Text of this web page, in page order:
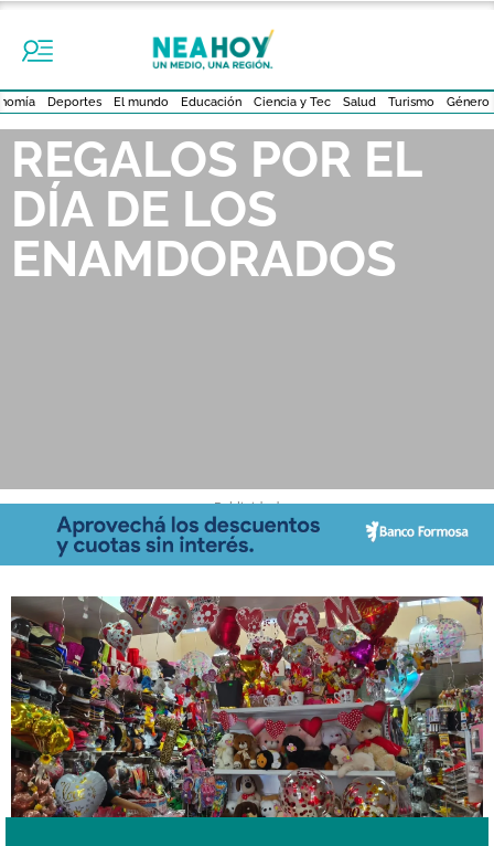
Deportes El mundo Educación Ciencia y Tec Salud Turismo Género
REGALOS POR EL
DÍA DE LOS
ENAMDORADOS
- Publicidad -
San Valentín en Formosa: ideas, precios y regalos para enamorar
este 14 de febrero
Febrero 9, 2026